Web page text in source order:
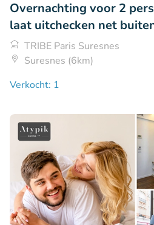
Overnachting voor 2
laat uitchecken net
TRIBE Paris Suresnes
Suresnes (6km)
Verkocht: 1